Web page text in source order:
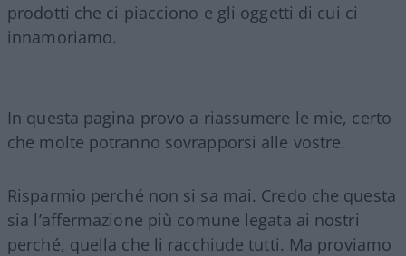
prodotti che ci piacciono e gli oggetti di cui ci
innamoriamo.
In questa pagina provo a riassumere le mie, certo
che molte potranno sovrapporsi alle vostre.
Risparmio perché non si sa mai. Credo che questa
sia l’affermazione più comune legata ai nostri
perché, quella che li racchiude tutti. Ma proviamo